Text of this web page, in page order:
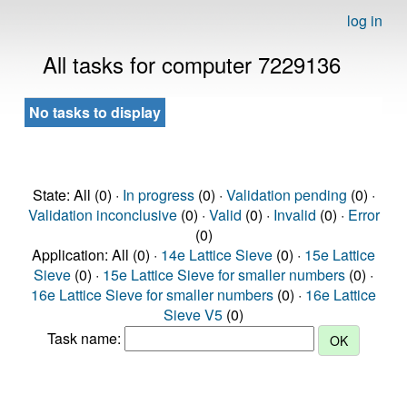
log in
All tasks for computer 7229136
No tasks to display
State: All (0) · In progress(0) · Validation pending (0) ·
Validation inconclusive(0) · Valid (0) · Invalid (0) · Error
(0)
Application: All (0) · 14e Lattice Sieve (0) · 15e Lattice
Sieve (0) · 15e Lattice Sieve for smaller numbers (0) ·
16e Lattice Sieve for smaller numbers (0) · 16e Lattice
Sieve V5 (0)
Task name: